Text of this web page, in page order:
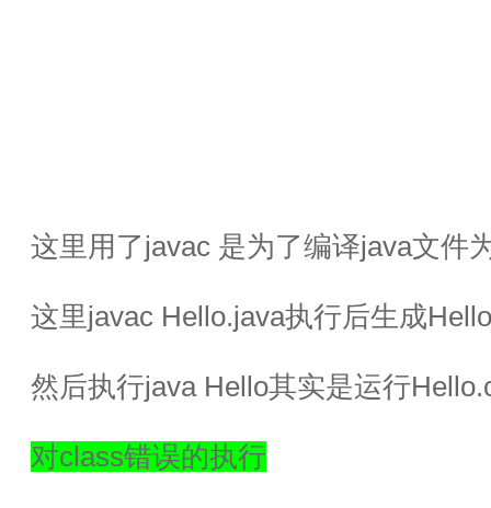
这里用了javac 是为了编译java文件
这里javac Hello.java执行后生成
然后执行java Hello其实是运行
对class错误的执行